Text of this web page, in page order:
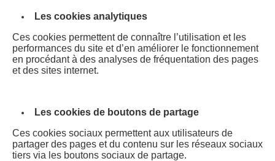
Les cookies analytiques
Ces cookies permettent de connaître l’utilisation et les
performances du site et d’en améliorer le fonctionnement
en procédant à des analyses de fréquentation des pages
et des sites internet.
Les cookies de boutons de partage
Ces cookies sociaux permettent aux utilisateurs de
partager des pages et du contenu sur les réseaux sociaux
tiers via les boutons sociaux de partage.